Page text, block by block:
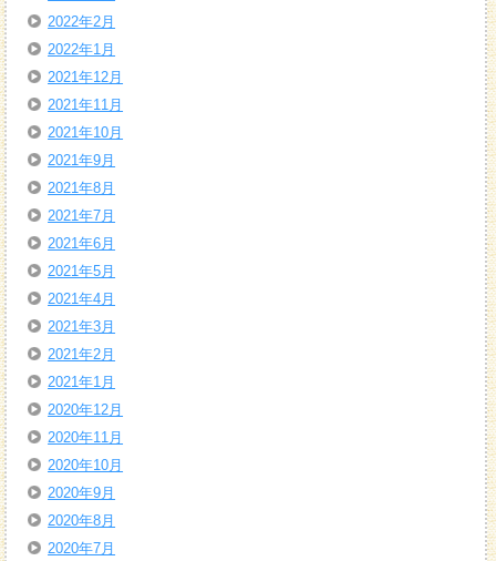
2022年2月
2022年1月
2021年12月
2021年11月
2021年10月
2021年9月
2021年8月
2021年7月
2021年6月
2021年5月
2021年4月
2021年3月
2021年2月
2021年1月
2020年12月
2020年11月
2020年10月
2020年9月
2020年8月
2020年7月